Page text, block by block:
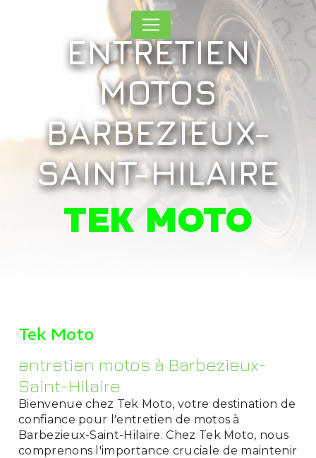
ENTRETIEN
MOTOS
BARBEZIEUX-
SAINT-HILAIRE
TEK MOTO
Tek Moto
entretien motos à Barbezieux-
Saint-Hilaire
Bienvenue chez Tek Moto, votre destination de
confiance pour l'entretien de motos à
Barbezieux-Saint-Hilaire. Chez Tek Moto, nous
comprenons l'importance cruciale de maintenir
Panneau de gestion des cookies